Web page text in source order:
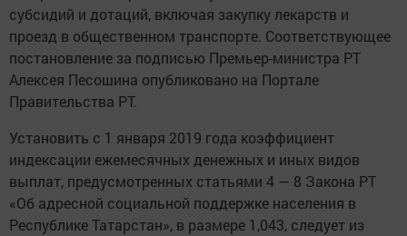
субсидий и дотаций, включая закупку лекарств и
проезд в общественном транспорте. Соответствующее
постановление за подписью Премьер-министра РТ
Алексея Песошина опубликовано на Портале
Правительства РТ.
Установить с 1 января 2019 года коэффициент
индексации ежемесячных денежных и иных видов
выплат, предусмотренных статьями 4 — 8 Закона РТ
«Об адресной социальной поддержке населения в
Республике Татарстан», в размере 1,043, следует из